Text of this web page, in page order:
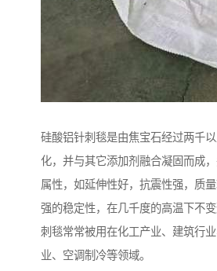
硅酸铝针刺毯是由焦宝石经过两千
化，并与其它添加剂融合凝固而成
属性，如延伸性好，抗震性强，质
强的稳定性，在几千度的高温下不
刺毯常常被用在化工产业、建筑行业
业、空调制冷等领域。